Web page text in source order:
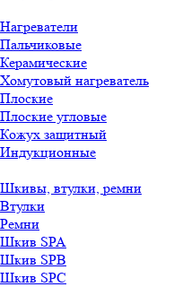
Нагреватели
Пальчиковые
Керамические
Хомутовый нагреватель
Плоские
Плоские угловые
Кожух защитный
Индукционные
Шкивы, втулки, ремни
Втулки
Ремни
Шкив SPA
Шкив SPB
Шкив SPC